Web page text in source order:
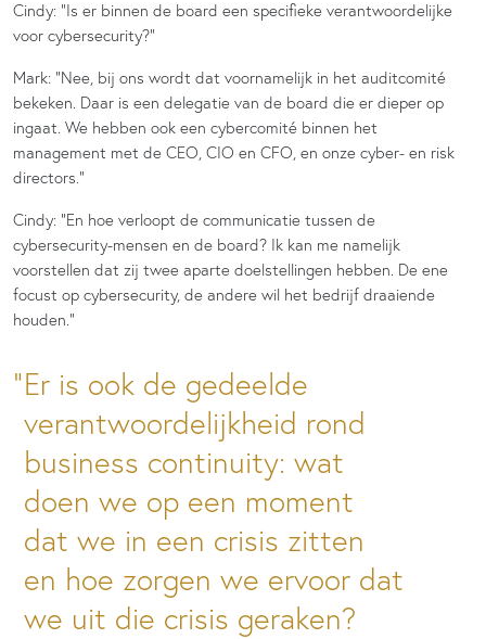
Cindy: “Is er binnen de board een specifieke verantwoordelijke
voor cybersecurity?”
Mark: “Nee, bij ons wordt dat voornamelijk in het auditcomité
bekeken. Daar is een delegatie van de board die er dieper op
ingaat. We hebben ook een cybercomité binnen het
management met de CEO, CIO en CFO, en onze cyber- en risk
directors.”
Cindy: “En hoe verloopt de communicatie tussen de
cybersecurity-mensen en de board? Ik kan me namelijk
voorstellen dat zij twee aparte doelstellingen hebben. De ene
focust op cybersecurity, de andere wil het bedrijf draaiende
houden.”
Er is ook de gedeelde
verantwoordelijkheid rond
business continuity: wat
doen we op een moment
dat we in een crisis zitten
en hoe zorgen we ervoor dat
we uit die crisis geraken?